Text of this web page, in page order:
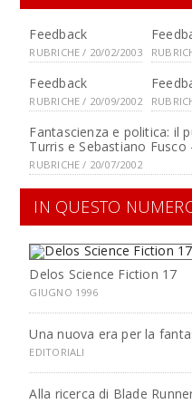
Feedback
RUBRICHE / 20/02/2003
Feedback
RUBRICHE / 20/09/2002
Fantascienza e politica: il
Turris e Sebastiano
RUBRICHE / 20/07/2002
IN QUESTO
Delos Science Fiction 17
GIUGNO 1996
Una nuova era per la
EDITORIALI
Alla ricerca di Blade